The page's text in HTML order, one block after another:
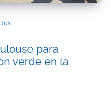
para
verde en la